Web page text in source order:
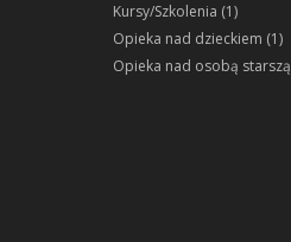
Kursy/Szkolenia (1)
Opieka nad dzieckiem (1)
Opieka nad osobą starszą